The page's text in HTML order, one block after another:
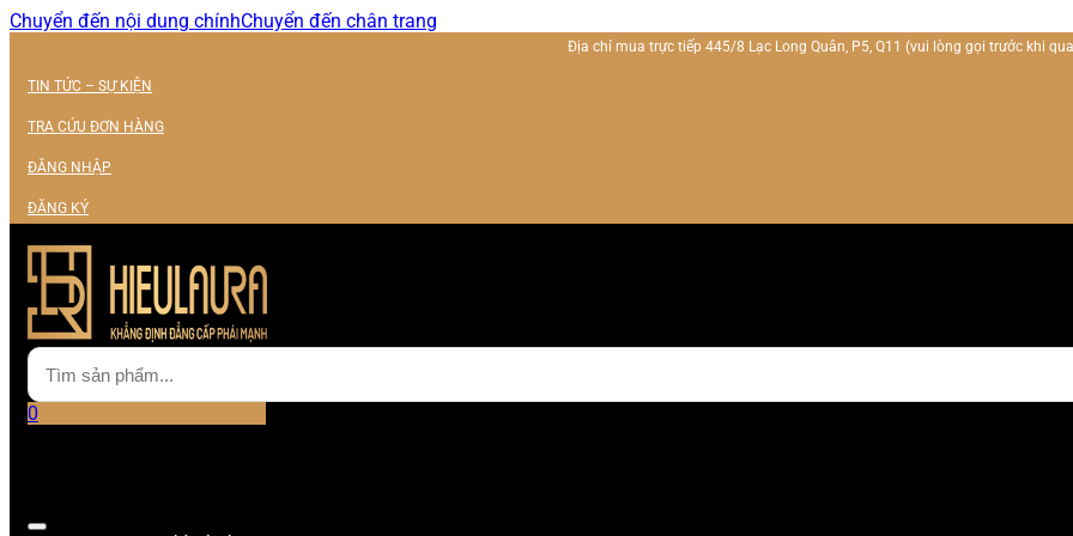
Chuyển đến nội dung chínhChuyển đến chân trang
Địa chỉ mua trực tiếp 445/8 Lạc Long Quân, P5, Q11 (vui lòng gọi trước khi
TIN TỨC – SỰ KIỆN
TRA CỨU ĐƠN HÀNG
ĐĂNG NHẬP
ĐĂNG KÝ
0